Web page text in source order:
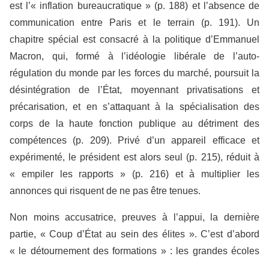
est l’« inflation bureaucratique » (p. 188) et l’absence de
communication entre Paris et le terrain (p. 191). Un
chapitre spécial est consacré à la politique d’Emmanuel
Macron, qui, formé à l’idéologie libérale de l’auto-
régulation du monde par les forces du marché, poursuit la
désintégration de l’État, moyennant privatisations et
précarisation, et en s’attaquant à la spécialisation des
corps de la haute fonction publique au détriment des
compétences (p. 209). Privé d’un appareil efficace et
expérimenté, le président est alors seul (p. 215), réduit à
« empiler les rapports » (p. 216) et à multiplier les
annonces qui risquent de ne pas être tenues.
Non moins accusatrice, preuves à l’appui, la dernière
partie, « Coup d’État au sein des élites ». C’est d’abord
« le détournement des formations » : les grandes écoles